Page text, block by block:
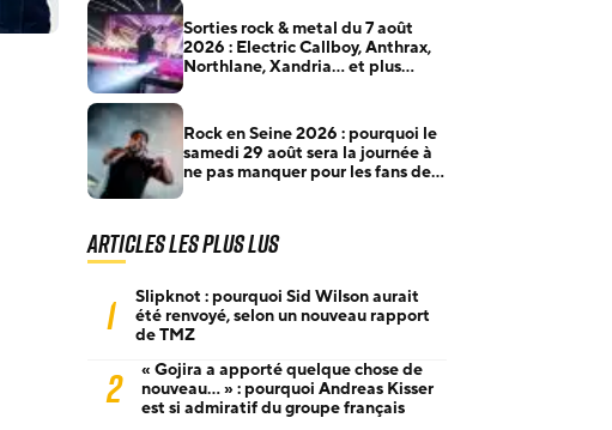
Sorties rock & metal du 7 août
2026 : Electric Callboy, Anthrax,
Northlane, Xandria… et plus
Rock en Seine 2026 : pourquoi le
samedi 29 août sera la journée à
ne pas manquer pour les fans de
Articles les plus lus
1
Slipknot : pourquoi Sid Wilson aurait
été renvoyé, selon un nouveau rapport
de TMZ
2
« Gojira a apporté quelque chose de
nouveau… » : pourquoi Andreas Kisser
est si admiratif du groupe français